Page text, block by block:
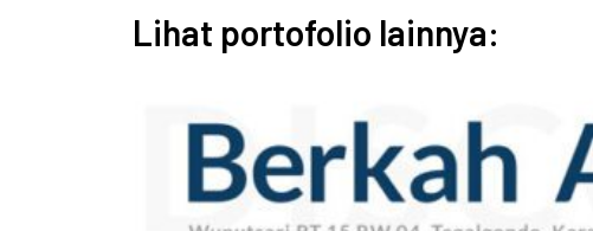
Lihat portofolio lainnya: